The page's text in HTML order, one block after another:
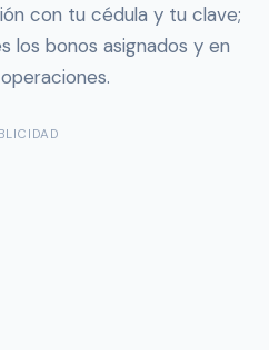
con tu cédula y tu clave;
los bonos asignados y en